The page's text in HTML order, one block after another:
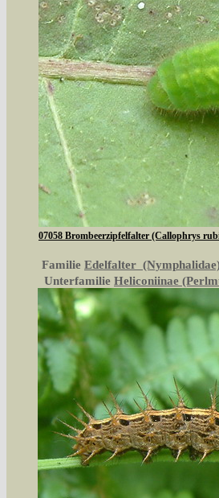
07058 Brombeerzipfelfalter (Callophrys
Familie Edelfalter
Unterfamilie Heliconiinae